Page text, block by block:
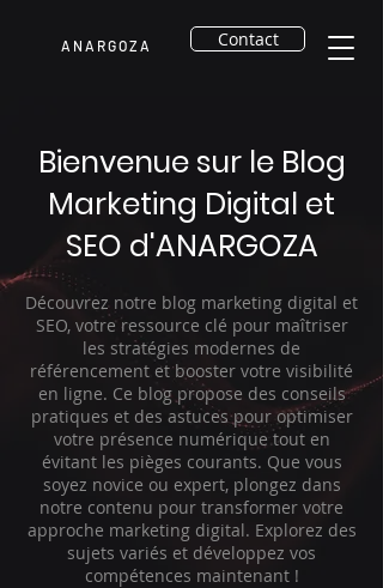
A N A R G O Z A Contact
Bienvenue sur le Blog
Marketing Digital et
SEO d'ANARGOZA
Découvrez notre blog marketing digital et
SEO, votre ressource clé pour maîtriser
les stratégies modernes de
référencement et booster votre visibilité
en ligne. Ce blog propose des conseils
pratiques et des astuces pour optimiser
votre présence numérique tout en
évitant les pièges courants. Que vous
soyez novice ou expert, plongez dans
notre contenu pour transformer votre
approche marketing digital. Explorez des
sujets variés et développez vos
compétences maintenant !